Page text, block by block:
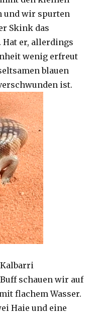
und wir spurten
Skink das
Hat er, allerdings
wenig erfreut
blauen
ist.
schauen wir auf
flachem Wasser.
Haie und eine